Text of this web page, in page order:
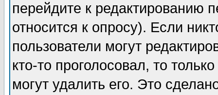
перейдите к редактированию
относится к опросу). Если
пользователи могут
кто-то проголосовал, то
могут удалить его. Это